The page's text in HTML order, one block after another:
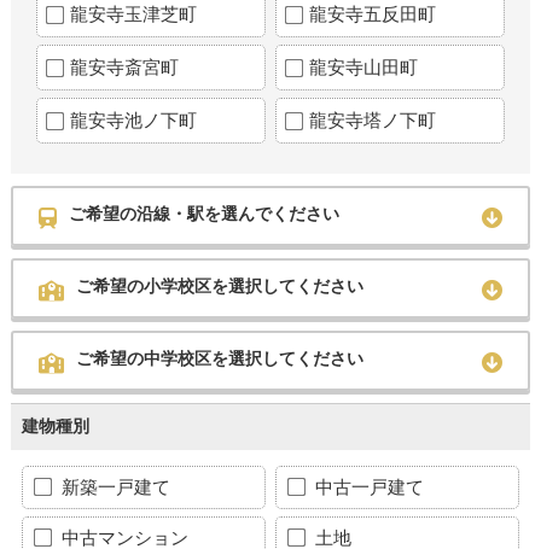
龍安寺玉津芝町 龍安寺五反田町
龍安寺斎宮町 龍安寺山田町
龍安寺池ノ下町 龍安寺塔ノ下町
ご希望の沿線・駅を選んでください
ご希望の小学校区を選択してください
ご希望の中学校区を選択してください
建物種別
新築一戸建て 中古一戸建て
中古マンション 土地